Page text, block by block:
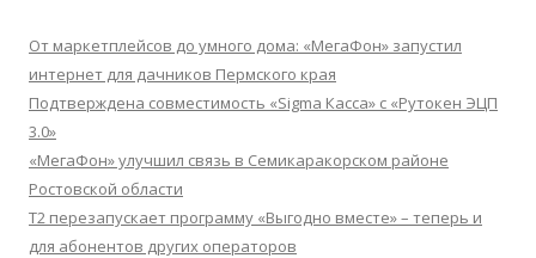
От маркетплейсов до умного дома: «МегаФон» запустил
интернет для дачников Пермского края
Подтверждена совместимость «Sigma Касса» с «Рутокен ЭЦП
3.0»
«МегаФон» улучшил связь в Семикаракорском районе
Ростовской области
Т2 перезапускает программу «Выгодно вместе» – теперь и
для абонентов других операторов